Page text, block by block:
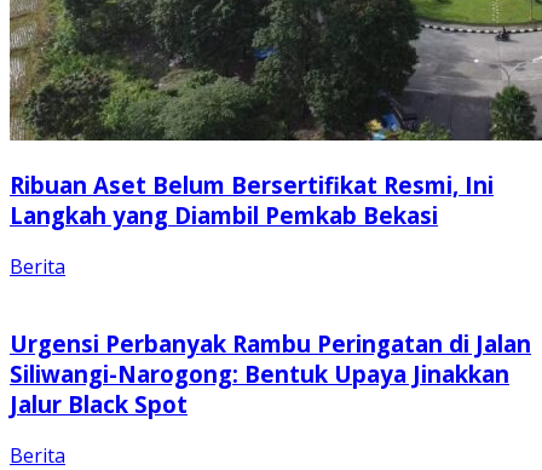
Ribuan Aset Belum Bersertifikat Resmi, Ini
Langkah yang Diambil Pemkab Bekasi
Berita
Urgensi Perbanyak Rambu Peringatan di Jalan
Siliwangi-Narogong: Bentuk Upaya Jinakkan
Jalur Black Spot
Berita